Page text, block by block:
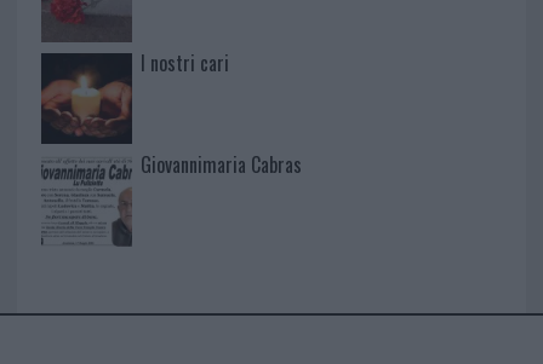
I nostri cari
Giovannimaria Cabras